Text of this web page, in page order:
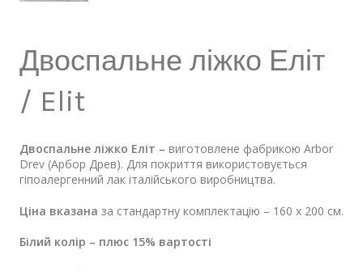
Двоспальне ліжко Еліт
/ Elit
Двоспальне ліжко Еліт – виготовлене фабрикою Arbor
Drev (Арбор Древ). Для покриття використовується
гіпоалергенний лак італійського виробництва.
Ціна вказана за стандартну комплектацію – 160 х 200 см.
Білий колір – плюс 15% вартості